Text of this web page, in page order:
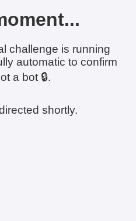
challenge is running
automatic to confirm
a bot 🔒.
shortly.